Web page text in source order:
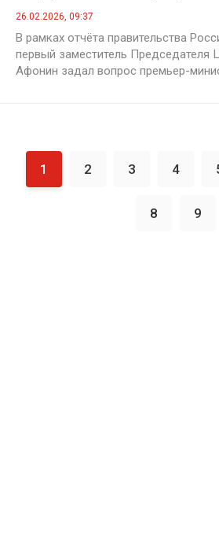
тяжелое положение
и тормозит развитие
26.02.2026, 09:37
В рамках отчёта правительства
первый заместитель
Афонин задал вопрос премьер-
1 2 3 4
8 9